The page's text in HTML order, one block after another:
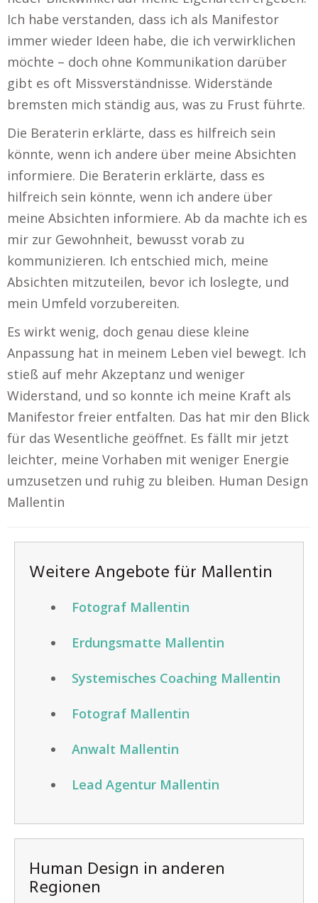
Ich habe verstanden, dass ich als Manifestor
immer wieder Ideen habe, die ich verwirklichen
möchte – doch ohne Kommunikation darüber
gibt es oft Missverständnisse. Widerstände
bremsten mich ständig aus, was zu Frust führte.
Die Beraterin erklärte, dass es hilfreich sein
könnte, wenn ich andere über meine Absichten
informiere. Die Beraterin erklärte, dass es
hilfreich sein könnte, wenn ich andere über
meine Absichten informiere. Ab da machte ich es
mir zur Gewohnheit, bewusst vorab zu
kommunizieren. Ich entschied mich, meine
Absichten mitzuteilen, bevor ich loslegte, und
mein Umfeld vorzubereiten.
Es wirkt wenig, doch genau diese kleine
Anpassung hat in meinem Leben viel bewegt. Ich
stieß auf mehr Akzeptanz und weniger
Widerstand, und so konnte ich meine Kraft als
Manifestor freier entfalten. Das hat mir den Blick
für das Wesentliche geöffnet. Es fällt mir jetzt
leichter, meine Vorhaben mit weniger Energie
umzusetzen und ruhig zu bleiben. Human Design
Mallentin
Weitere Angebote für Mallentin
Fotograf Mallentin
Erdungsmatte Mallentin
Systemisches Coaching Mallentin
Fotograf Mallentin
Anwalt Mallentin
Lead Agentur Mallentin
Human Design in anderen
Regionen